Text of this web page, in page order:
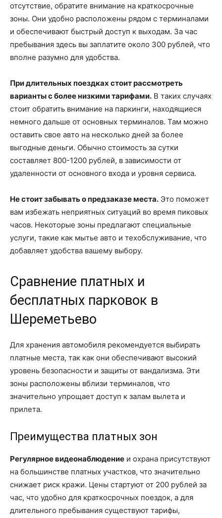
отсутствие, обратите внимание на краткосрочные
зоны. Они удобно расположены рядом с терминалами
и обеспечивают быстрый доступ к выходам. За час
пребывания здесь вы заплатите около 300 рублей, что
вполне разумно для удобства.
При длительных поездках стоит рассмотреть
варианты с более низкими тарифами. В таких случаях
стоит обратить внимание на паркинги, находящиеся
немного дальше от основных терминалов. Там можно
оставить свое авто на несколько дней за более
выгодные деньги. Обычно стоимость за сутки
составляет 800-1200 рублей, в зависимости от
удаленности от основного входа и уровня сервиса.
Не стоит забывать о предзаказе места. Это поможет
вам избежать неприятных ситуаций во время пиковых
часов. Некоторые зоны предлагают специальные
услуги, такие как мытье авто и техобслуживание, что
добавляет удобства вашему выбору.
Сравнение платных и
бесплатных парковок в
Шереметьево
Для хранения автомобиля рекомендуется выбирать
платные места, так как они обеспечивают высокий
уровень безопасности и защиты от вандализма. Эти
зоны расположены вблизи терминалов, что
значительно упрощает доступ к залам вылета и
прилета.
Преимущества платных зон
Регулярное видеонаблюдение и охрана присутствуют
на большинстве платных участков, что значительно
снижает риск кражи. Цены стартуют от 200 рублей за
час, что удобно для краткосрочных поездок, а для
длительного пребывания существуют тарифы,